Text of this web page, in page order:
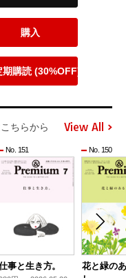
購入
期購読 (30%OFF)
ちらから View All
No. 151
事と生き方。
No. 150
花と緑の